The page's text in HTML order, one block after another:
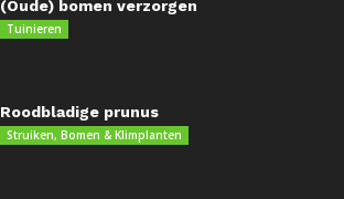
(Oude) bomen verzorgen
Tuinieren
Roodbladige prunus
Struiken, Bomen & Klimplanten